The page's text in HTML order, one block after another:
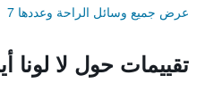
عرض جميع وسائل الراحة وعددها 7
تقييمات حول لا لونا